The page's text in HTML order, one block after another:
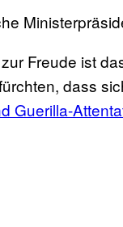
Freude ist
dass
Guerilla-